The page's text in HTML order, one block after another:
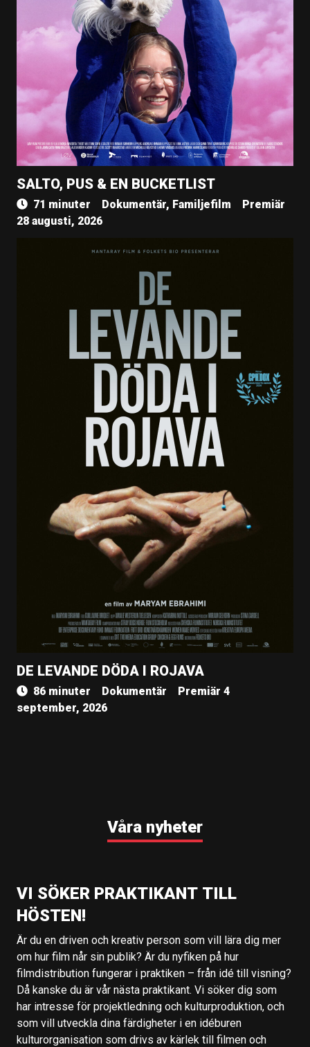
SALTO, PUS & EN BUCKETLIST
71 minuter Dokumentär, Familjefilm
Premiär
28 augusti, 2026
DE LEVANDE DÖDA I ROJAVA
86 minuter Dokumentär
Premiär 4
september, 2026
Våra nyheter
VI SÖKER PRAKTIKANT TILL
HÖSTEN!
Är du en driven och kreativ person som vill lära dig mer
om hur film når sin publik? Är du nyfiken på hur
filmdistribution fungerar i praktiken – från idé till visning?
Då kanske du är vår nästa praktikant. Vi söker dig som
har intresse för projektledning och kulturproduktion, och
som vill utveckla dina färdigheter i en idéburen
kulturorganisation som drivs av kärlek till filmen och